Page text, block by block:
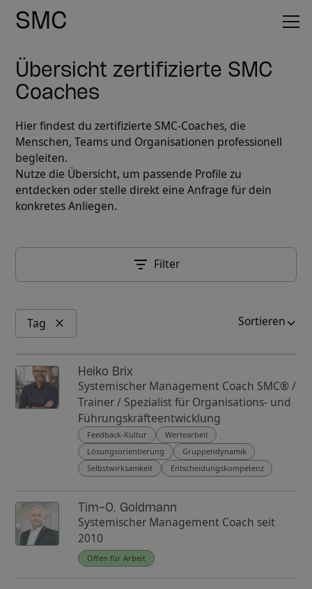
SMC
Übersicht zertifizierte SMC
Coaches
Hier findest du zertifizierte SMC-Coaches, die
Menschen, Teams und Organisationen professionell
begleiten.
Nutze die Übersicht, um passende Profile zu
entdecken oder stelle direkt eine Anfrage für dein
konkretes Anliegen.
Filter
Tag Sortieren
Heiko Brix
Systemischer Management Coach SMC® /
Trainer / Spezialist für Organisations- und
Führungskräfteentwicklung
Feedback-Kultur
Wertearbeit
Lösungsorientierung
Gruppendynamik
Selbstwirksamkeit
Entscheidungskompetenz
Tim-O. Goldmann
Systemischer Management Coach seit
2010
Offen für Arbeit